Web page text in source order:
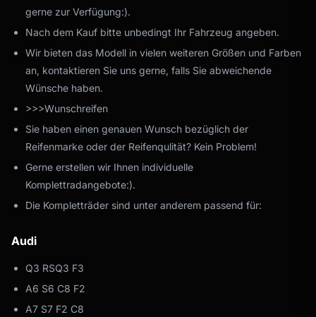
gerne zur Verfügung:).
Nach dem Kauf bitte unbedingt Ihr Fahrzeug angeben.
Wir bieten das Modell in vielen weiteren Größen und Farben
an, kontaktieren Sie uns gerne, falls Sie abweichende
Wünsche haben.
>>>Wunschreifen
Sie haben einen genauen Wunsch bezüglich der
Reifenmarke oder der Reifenqulität? Kein Problem!
Gerne erstellen wir Ihnen individuelle
Komplettradangebote:).
Die Kompletträder sind unter anderem passend für:
Audi
Q3 RSQ3 F3
A6 S6 C8 F2
A7 S7 F2 C8